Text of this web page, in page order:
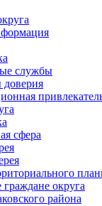
службы
сфера
округа
района